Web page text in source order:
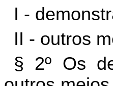
I -
II - outros
§ 2º Os